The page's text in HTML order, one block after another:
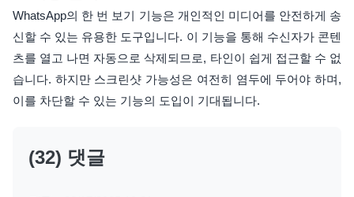
WhatsApp의 한 번 보기 기능은 개인적인 미디어를 안전하게 송
신할 수 있는 유용한 도구입니다. 이 기능을 통해 수신자가 콘텐
츠를 열고 나면 자동으로 삭제되므로, 타인이 쉽게 접근할 수 없
습니다. 하지만 스크린샷 가능성은 여전히 염두에 두어야 하며,
이를 차단할 수 있는 기능의 도입이 기대됩니다.
(32) 댓글